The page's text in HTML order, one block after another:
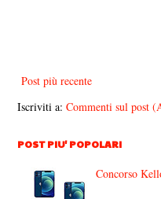
Post più recente
Iscriviti a: Commenti sul post
POST PIU' POPOLARI
Concorso